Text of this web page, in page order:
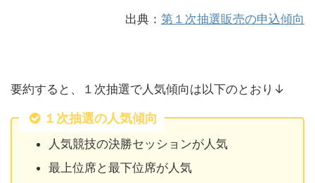
出典： 第１次抽選販売の申込傾向
要約すると、１次抽選で人気傾向は以下のとおり↓
１次抽選の人気傾向
人気競技の決勝セッションが人気
最上位席と最下位席が人気